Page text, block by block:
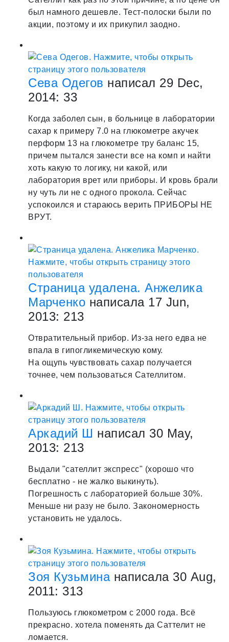
был намного дешевле. Тест-полоски были по
акции, поэтому и их прикупил заодно.
Сева Одегов написал 29 Dec,
2014: 33
Когда заболел сын, в больнице в лаборатории
сахар к примеру 7.0 на глюкометре акучек
перформ 13 на глюкометре тру баланс 15,
причем пытался занести все на комп и найти
хоть какую то логику, ни какой, или
лаборатория врет или приборы. И кровь брали
ну чуть ли не с одного прокола. Сейчас
успокоился и стараюсь верить ПРИБОРЫ НЕ
ВРУТ.
Страница удалена. Анжелика
Марченко написала 17 Jun,
2013: 213
Отвратительный прибор. Из-за него едва не
впала в гипогликемическую кому.
На ощупь чувствовать сахар получается
точнее, чем пользоваться Сателлитом.
Аркадий Ш написал 30 May,
2013: 213
Выдали "сателлит экспресс" (хорошо что
бесплатно - не жалко выкинуть).
Погрешность с лабораторией больше 30%.
Меньше ни разу не было. Закономерность
установить не удалось.
Зоя Кузьминанаписала 30 Aug,
2011: 313
Пользуюсь глюкометром с 2000 года. Всё
прекрасно. хотела поменять да Саттелит не
ломается.